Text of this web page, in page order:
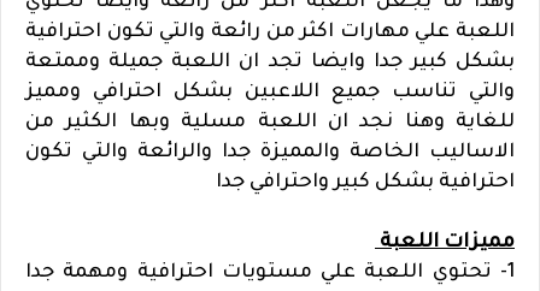
اللعبة علي مهارات اكثر من رائعة والتي تكون احترافية
بشكل كبير جدا وايضا تجد ان اللعبة جميلة وممتعة
والتي تناسب جميع اللاعبين بشكل احترافي ومميز
للغاية وهنا نجد ان اللعبة مسلية وبها الكثير من
الاساليب الخاصة والمميزة جدا والرائعة والتي تكون
احترافية بشكل كبير واحترافي جدا
مميزات اللعبة
1- تحتوي اللعبة علي مستويات احترافية ومهمة جدا